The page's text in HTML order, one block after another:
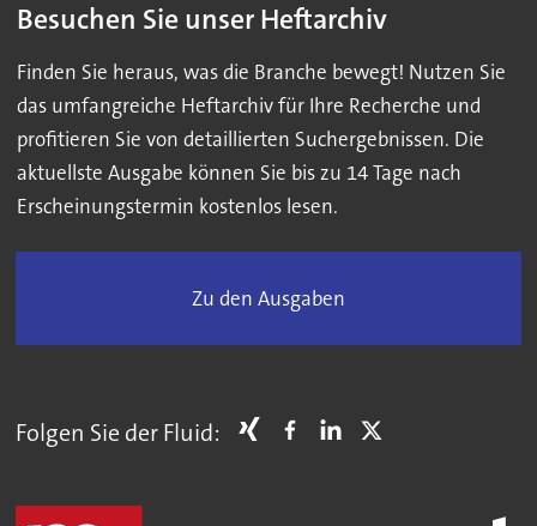
Besuchen Sie unser Heftarchiv
Finden Sie heraus, was die Branche bewegt! Nutzen Sie
das umfangreiche Heftarchiv für Ihre Recherche und
profitieren Sie von detaillierten Suchergebnissen. Die
aktuellste Ausgabe können Sie bis zu 14 Tage nach
Erscheinungstermin kostenlos lesen.
Zu den Ausgaben
Folgen Sie der Fluid: